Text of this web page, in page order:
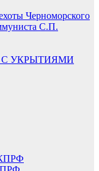
Черноморского
С.П.
УКРЫТИЯМИ
КПРФ